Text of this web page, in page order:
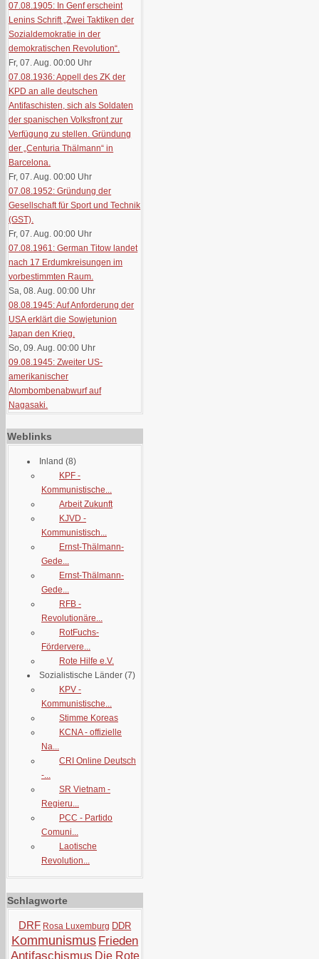
07.08.1905: In Genf erscheint
Lenins Schrift „Zwei Taktiken der
Sozialdemokratie in der
demokratischen Revolution“.
Fr, 07. Aug. 00:00 Uhr
07.08.1936: Appell des ZK der
KPD an alle deutschen
Antifaschisten, sich als Soldaten
der spanischen Volksfront zur
Verfügung zu stellen. Gründung
der „Centuria Thälmann“ in
Barcelona.
Fr, 07. Aug. 00:00 Uhr
07.08.1952: Gründung der
Gesellschaft für Sport und Technik
(GST).
Fr, 07. Aug. 00:00 Uhr
07.08.1961: German Titow landet
nach 17 Erdumkreisungen im
vorbestimmten Raum.
Sa, 08. Aug. 00:00 Uhr
08.08.1945: Auf Anforderung der
USA erklärt die Sowjetunion
Japan den Krieg.
So, 09. Aug. 00:00 Uhr
09.08.1945: Zweiter US-
amerikanischer
Atombombenabwurf auf
Nagasaki.
Weblinks
Inland (8)
KPF -
Kommunistische...
Arbeit Zukunft
KJVD -
Kommunistisch...
Ernst-Thälmann-
Gede...
Ernst-Thälmann-
Gede...
RFB -
Revolutionäre...
RotFuchs-
Fördervere...
Rote Hilfe e.V.
Sozialistische Länder (7)
KPV -
Kommunistische...
Stimme Koreas
KCNA - offizielle
Na...
CRI Online Deutsch
-...
SR Vietnam -
Regieru...
PCC - Partido
Comuni...
Laotische
Revolution...
Schlagworte
DRF Rosa Luxemburg DDR
Kommunismus Frieden
Antifaschismus Die Rote